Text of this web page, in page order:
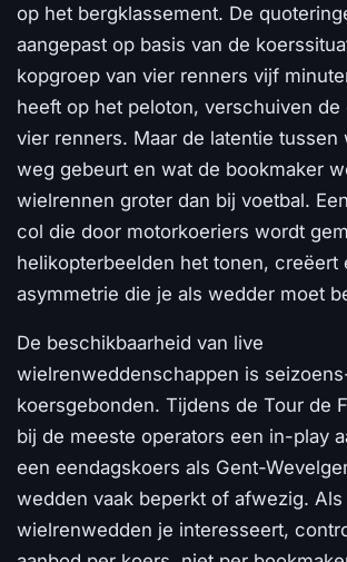
op het bergklassement. De
aangepast op basis van de
kopgroep van vier renners vijf
heeft op het peloton, verschuiven de
vier renners. Maar de latentie tussen
weg gebeurt en wat de bookmaker
wielrennen groter dan bij voetbal.
col die door motorkoeriers wordt
helikopterbeelden het tonen, creëert
asymmetrie die je als wedder moet
De beschikbaarheid van live
wielrenweddenschappen is
koersgebonden. Tijdens de Tour de
bij de meeste operators een in-play
een eendagskoers als Gent-
wedden vaak beperkt of afwezig. Als
wielrenwedden je interesseert,